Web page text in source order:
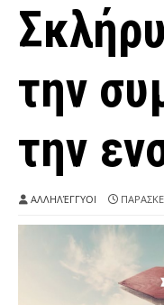
την
την
ΑΛΛΗΛΈΓΓΥΟΙ